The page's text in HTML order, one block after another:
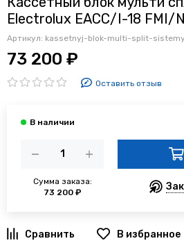
Electrolux EACC/I-18 FMI/
Артикул: kassetnyj-blok-multi-split-
73 200 ₽
Оставить отзыв
Сумма заказа:
73 200 ₽
В избранное